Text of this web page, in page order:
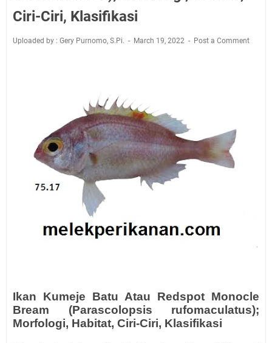
Ciri-Ciri, Klasifikasi
Uploaded by : Gery Purnomo, S.Pi. March 19, 2022 Post a Comment
Ikan Kumeje Batu Atau Redspot Monocle
Bream (Parascolopsis rufomaculatus);
Morfologi, Habitat, Ciri-Ciri, Klasifikasi